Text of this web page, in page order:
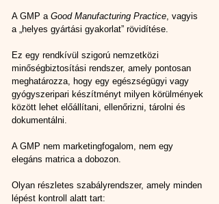
A GMP a Good Manufacturing Practice , vagyis
a „helyes gyártási gyakorlat” rövidítése.
Ez egy rendkívül szigorú nemzetközi
minőségbiztosítási rendszer, amely pontosan
meghatározza, hogy egy egészségügyi vagy
gyógyszeripari készítményt milyen körülmények
között lehet előállítani, ellenőrizni, tárolni és
dokumentálni.
A GMP nem marketingfogalom, nem egy
elegáns matrica a dobozon.
Olyan részletes szabályrendszer, amely minden
lépést kontroll alatt tart: